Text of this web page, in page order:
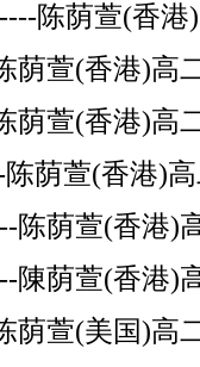
陈荫萱(香
荫萱(香港)高
荫萱(香港)高
荫萱(香港)
陈荫萱(香港)
陳荫萱(香港)
荫萱(美国)高